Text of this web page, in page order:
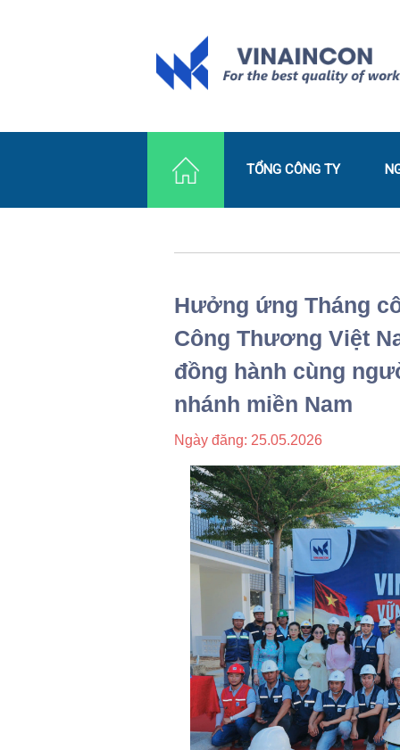
TỔNG CÔNG TY
Hưởng ứng Tháng
Công Thương Việt
đồng hành cùng
nhánh miền Nam
Ngày đăng: 25.05.2026